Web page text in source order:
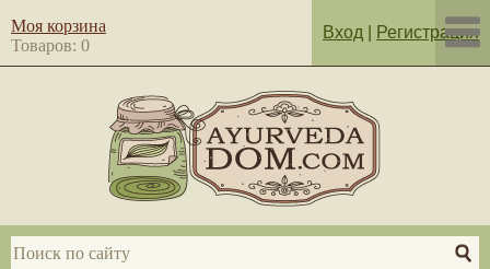
Моя корзина
Товаров: 0
Вход Регистрация